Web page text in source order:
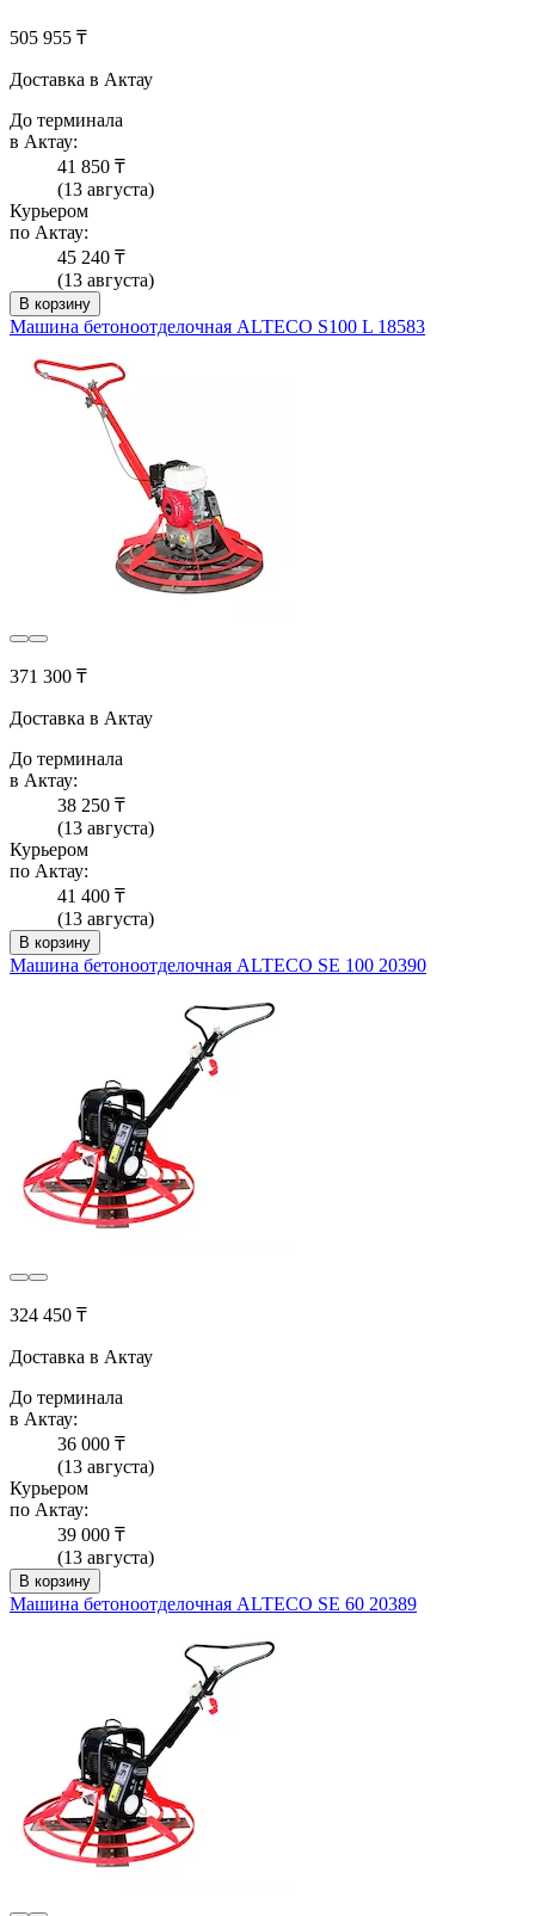
505 955 ₸
Доставка в Актау
До терминала
в Актау:
41 850 ₸
(13 августа)
Курьером
по Актау:
45 240 ₸
(13 августа)
В корзину
Машина бетоноотделочная ALTECO S100 L 18583
371 300 ₸
Доставка в Актау
До терминала
в Актау:
38 250 ₸
(13 августа)
Курьером
по Актау:
41 400 ₸
(13 августа)
В корзину
Машина бетоноотделочная ALTECO SE 100 20390
324 450 ₸
Доставка в Актау
До терминала
в Актау:
36 000 ₸
(13 августа)
Курьером
по Актау:
39 000 ₸
(13 августа)
В корзину
Машина бетоноотделочная ALTECO SE 60 20389